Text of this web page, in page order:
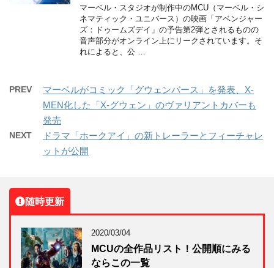
マーベル・スタジオが制作中のMCU（マーベル・シ
ネマティック・ユニバース）の映画「アベンジャー
ズ：ドゥームズデイ」の予告第2弾とされるものの
音声部分がオンライン上にリークされています。そ
れによると、公 …
PREV
マーベルがコミック「グウェンバース」を発表、X-
MEN化した「X-グウェン」のヴァリアントカバーも
発売
NEXT
ドラマ「ホークアイ」の新トレーラーとフィーチャレ
ットが公開
随時更新
2020/03/04
MCUの全作品リスト！公開順にみる
ならこの一覧